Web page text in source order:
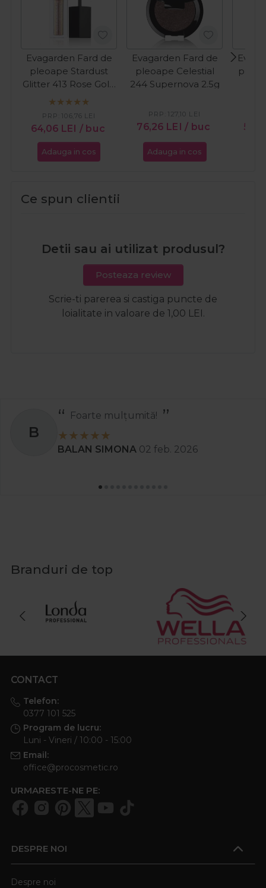
Evagarden Fard de
pleoape Stardust
Glitter 413 Rose Gold
4ml
64,06 LEI / buc
PRP: 106,76 LEI
Adauga in cos
Evagarden Fard de
pleoape Celestial
244 Supernova 2.5g
76,26 LEI / buc
PRP: 127,10 LEI
Adauga in cos
Ce spun clientii
Detii sau ai utilizat produsul?
Posteaza review
Scrie-ti parerea si castiga puncte de
loialitate in valoare de 1,00 LEI.
B
Foarte mulțumită!
BALAN SIMONA 02 feb. 2026
Branduri de top
CONTACT
Telefon:
0377 101 525
Program de lucru:
Luni - Vineri / 10:00 - 15:00
Email:
office@procosmetic.ro
URMARESTE-NE PE:
DESPRE NOI
Despre noi